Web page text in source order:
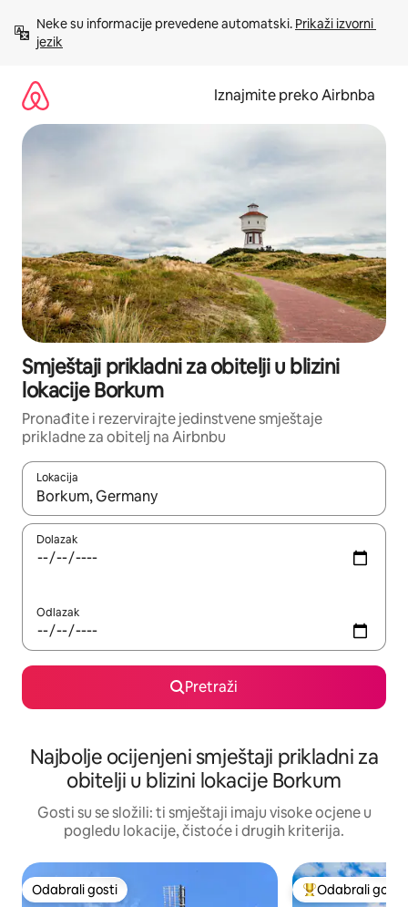
sadržaj
Neke su informacije prevedene automatski. Prikaži izvorni
jezik
Iznajmite preko Airbnba
Smještaji prikladni za obitelji u blizini
lokacije Borkum
Pronađite i rezervirajte jedinstvene smještaje
prikladne za obitelj na Airbnbu
Lokacija
Kada budu dostupni rezultati, moći ćete ih pregledati
Dolazak
Odlazak
Pretraži
Najbolje ocijenjeni smještaji prikladni za
obitelji u blizini lokacije Borkum
Gosti su se složili: ti smještaji imaju visoke ocjene u
pogledu lokacije, čistoće i drugih kriterija.
Odabrali gosti
Odabrali gosti Među najviše
Odabrali gosti